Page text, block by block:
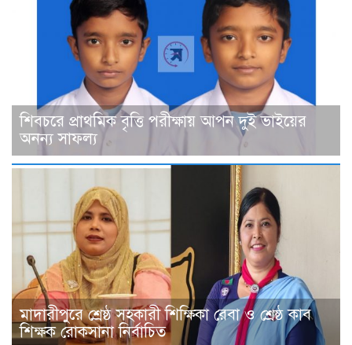
শিবচরে প্রাথমিক বৃত্তি পরীক্ষায় আপন দুই ভাইয়ের
অনন্য সাফল্য
মাদারীপুরে শ্রেষ্ঠ সহকারী শিক্ষিকা রেবা ও শ্রেষ্ঠ কাব
শিক্ষক রোকসানা নির্বাচিত